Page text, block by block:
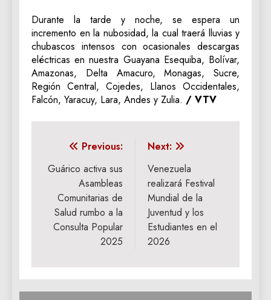
Durante la tarde y noche, se espera un
incremento en la nubosidad, la cual traerá lluvias y
chubascos intensos con ocasionales descargas
eléctricas en nuestra Guayana Esequiba, Bolívar,
Amazonas, Delta Amacuro, Monagas, Sucre,
Región Central, Cojedes, Llanos Occidentales,
Falcón, Yaracuy, Lara, Andes y Zulia. / VTV
Navegación
de
entradas
Previous:
Guárico activa sus
Asambleas
Comunitarias de
Salud rumbo a la
Consulta Popular
2025
Next:
Venezuela
realizará Festival
Mundial de la
Juventud y los
Estudiantes en el
2026